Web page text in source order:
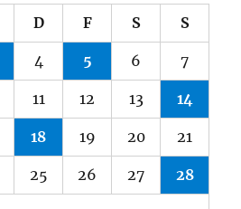
D F S S
4 5 6 7
11 12 13 14
18 19 20 21
25 26 27 28